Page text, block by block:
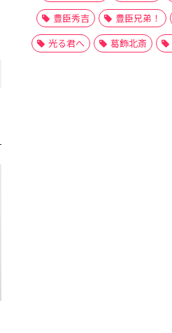
豊臣秀吉
豊臣兄弟！
光る君へ
葛飾北斎